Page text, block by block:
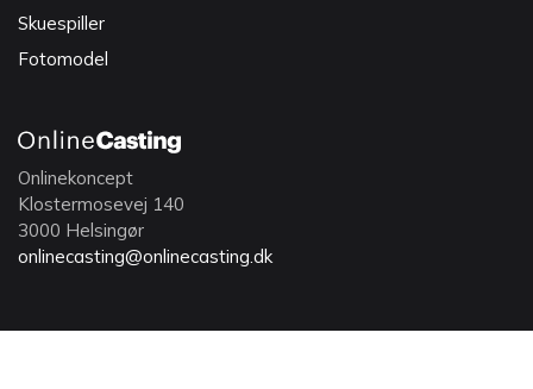
Skuespiller
Fotomodel
Onlinekoncept
Klostermosevej 140
3000 Helsingør
onlinecasting@onlinecasting.dk